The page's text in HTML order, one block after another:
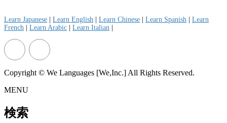
Learn Japanese Learn English Learn Chinese Learn Spanish
Learn
French
Learn Arabic Learn Italian
Copyright © We Languages [We,Inc.] All Rights Reserved.
MENU
検索